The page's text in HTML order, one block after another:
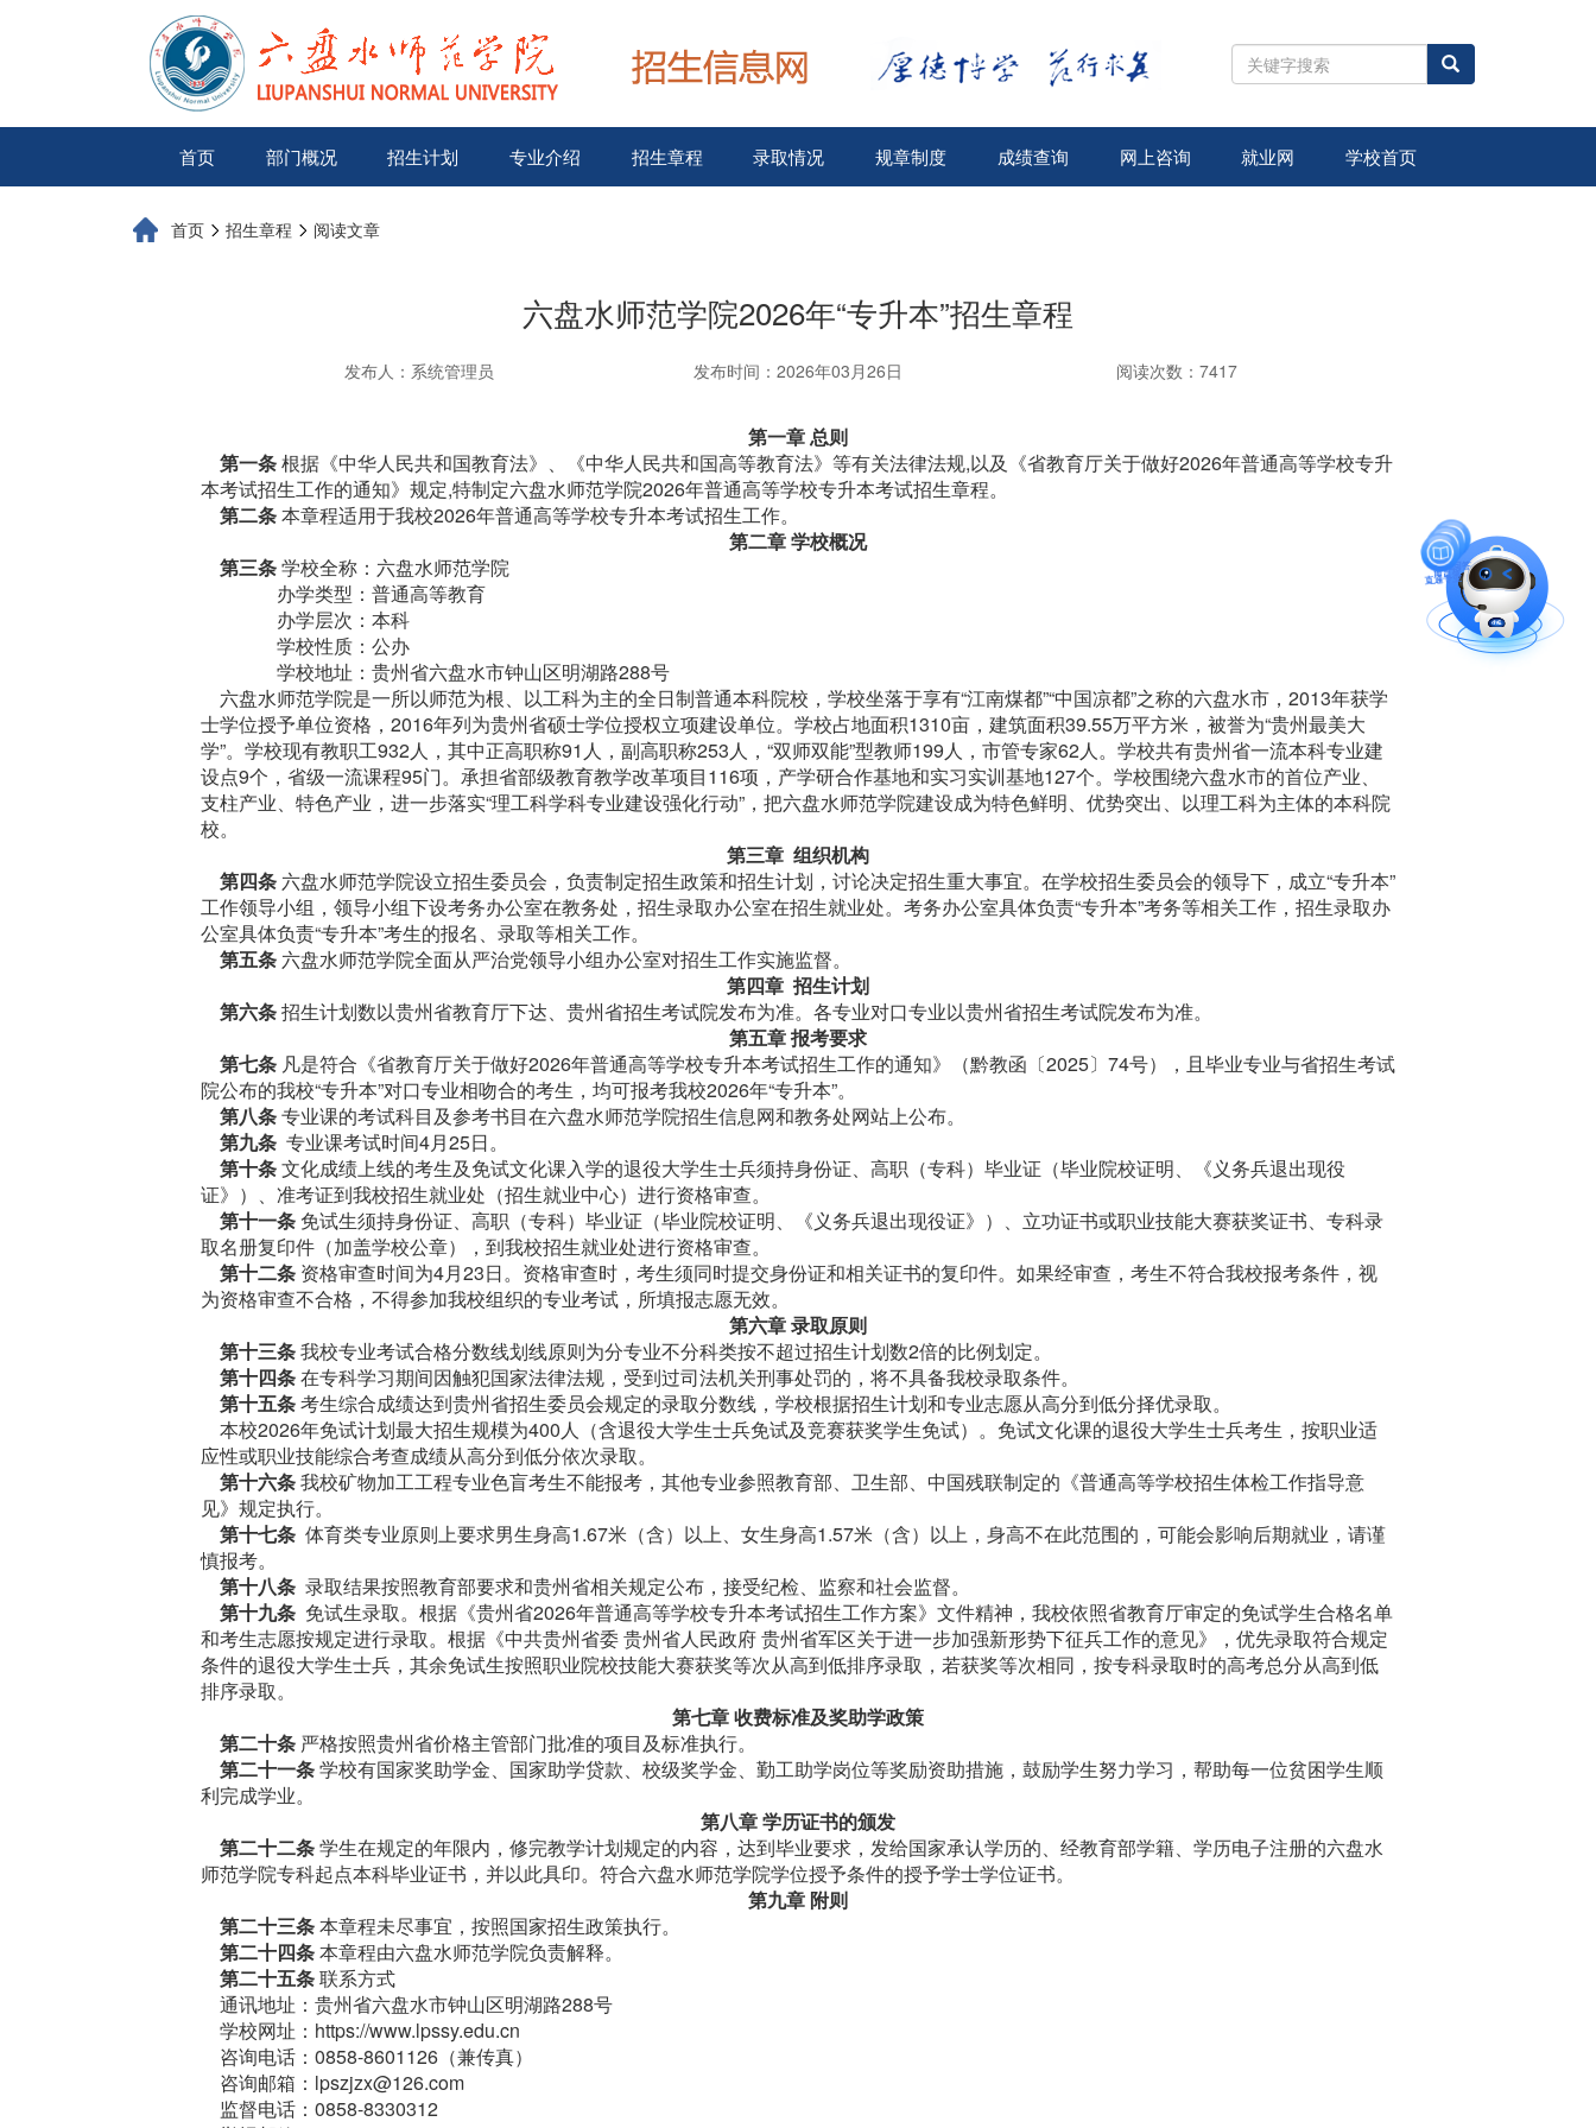
全
站
索
首页 部门概况 招生计划 专业介绍 招生章程 录取情况 规章制度 成绩查询 网上咨询 就业网 学校首页
首页 招生章程 阅读文章
六盘水师范学院2026年“专升本”招生章程
发布人：系统管理员 发布时间：2026年03月26日 阅读次数：7417
第一章 总则
第一条根据《中华人民共和国教育法》、《中华人民共和国高等教育法》等有关法律法规,以及《省教育厅关于做好2026年普通高等学校专升
本考试招生工作的通知》规定,特制定六盘水师范学院2026年普通高等学校专升本考试招生章程。
第二条本章程适用于我校2026年普通高等学校专升本考试招生工作。
第二章 学校概况
第三条学校全称：六盘水师范学院
办学类型：普通高等教育
办学层次：本科
学校性质：公办
学校地址：贵州省六盘水市钟山区明湖路288号
六盘水师范学院是一所以师范为根、以工科为主的全日制普通本科院校，学校坐落于享有“江南煤都”“中国凉都”之称的六盘水市，2013年获学
士学位授予单位资格，2016年列为贵州省硕士学位授权立项建设单位。学校占地面积1310亩，建筑面积39.55万平方米，被誉为“贵州最美大
学”。学校现有教职工932人，其中正高职称91人，副高职称253人，“双师双能”型教师199人，市管专家62人。学校共有贵州省一流本科专业建
设点9个，省级一流课程95门。承担省部级教育教学改革项目116项，产学研合作基地和实习实训基地127个。学校围绕六盘水市的首位产业、
支柱产业、特色产业，进一步落实“理工科学科专业建设强化行动”，把六盘水师范学院建设成为特色鲜明、优势突出、以理工科为主体的本科院
校。
第三章 组织机构
第四条 六盘水师范学院设立招生委员会，负责制定招生政策和招生计划，讨论决定招生重大事宜。在学校招生委员会的领导下，成立“专升本”
工作领导小组，领导小组下设考务办公室在教务处，招生录取办公室在招生就业处。考务办公室具体负责“专升本”考务等相关工作，招生录取办
公室具体负责“专升本”考生的报名、录取等相关工作。
第五条 六盘水师范学院全面从严治党领导小组办公室对招生工作实施监督。
第四章 招生计划
第六条招生计划数以贵州省教育厅下达、贵州省招生考试院发布为准。各专业对口专业以贵州省招生考试院发布为准。
第五章 报考要求
第七条 凡是符合《省教育厅关于做好2026年普通高等学校专升本考试招生工作的通知》（黔教函〔2025〕74号），且毕业专业与省招生考试
院公布的我校“专升本”对口专业相吻合的考生，均可报考我校2026年“专升本”。
第八条专业课的考试科目及参考书目在六盘水师范学院招生信息网和教务处网站上公布。
第九条 专业课考试时间4月25日。
第十条文化成绩上线的考生及免试文化课入学的退役大学生士兵须持身份证、高职（专科）毕业证（毕业院校证明、《义务兵退出现役
证》）、准考证到我校招生就业处（招生就业中心）进行资格审查。
第十一条 免试生须持身份证、高职（专科）毕业证（毕业院校证明、《义务兵退出现役证》）、立功证书或职业技能大赛获奖证书、专科录
取名册复印件（加盖学校公章），到我校招生就业处进行资格审查。
第十二条 资格审查时间为4月23日。资格审查时，考生须同时提交身份证和相关证书的复印件。如果经审查，考生不符合我校报考条件，视
为资格审查不合格，不得参加我校组织的专业考试，所填报志愿无效。
第六章 录取原则
第十三条我校专业考试合格分数线划线原则为分专业不分科类按不超过招生计划数2倍的比例划定。
第十四条在专科学习期间因触犯国家法律法规，受到过司法机关刑事处罚的，将不具备我校录取条件。
第十五条考生综合成绩达到贵州省招生委员会规定的录取分数线，学校根据招生计划和专业志愿从高分到低分择优录取。
本校2026年免试计划最大招生规模为400人（含退役大学生士兵免试及竞赛获奖学生免试）。免试文化课的退役大学生士兵考生，按职业适
应性或职业技能综合考查成绩从高分到低分依次录取。
第十六条我校矿物加工工程专业色盲考生不能报考，其他专业参照教育部、卫生部、中国残联制定的《普通高等学校招生体检工作指导意
见》规定执行。
第十七条 体育类专业原则上要求男生身高1.67米（含）以上、女生身高1.57米（含）以上，身高不在此范围的，可能会影响后期就业，请谨
慎报考。
第十八条 录取结果按照教育部要求和贵州省相关规定公布，接受纪检、监察和社会监督。
第十九条 免试生录取。根据《贵州省2026年普通高等学校专升本考试招生工作方案》文件精神，我校依照省教育厅审定的免试学生合格名单
和考生志愿按规定进行录取。根据《中共贵州省委 贵州省人民政府 贵州省军区关于进一步加强新形势下征兵工作的意见》，优先录取符合规定
条件的退役大学生士兵，其余免试生按照职业院校技能大赛获奖等次从高到低排序录取，若获奖等次相同，按专科录取时的高考总分从高到低
排序录取。
第七章 收费标准及奖助学政策
第二十条 严格按照贵州省价格主管部门批准的项目及标准执行。
第二十一条学校有国家奖助学金、国家助学贷款、校级奖学金、勤工助学岗位等奖励资助措施，鼓励学生努力学习，帮助每一位贫困学生顺
利完成学业。
第八章 学历证书的颁发
第二十二条学生在规定的年限内，修完教学计划规定的内容，达到毕业要求，发给国家承认学历的、经教育部学籍、学历电子注册的六盘水
师范学院专科起点本科毕业证书，并以此具印。符合六盘水师范学院学位授予条件的授予学士学位证书。
第九章 附则
第二十三条本章程未尽事宜，按照国家招生政策执行。
第二十四条本章程由六盘水师范学院负责解释。
第二十五条联系方式
通讯地址：贵州省六盘水市钟山区明湖路288号
学校网址：https://www.lpssy.edu.cn
咨询电话：0858-8601126（兼传真）
咨询邮箱：lpszjzx@126.com
监督电话：0858-8330312